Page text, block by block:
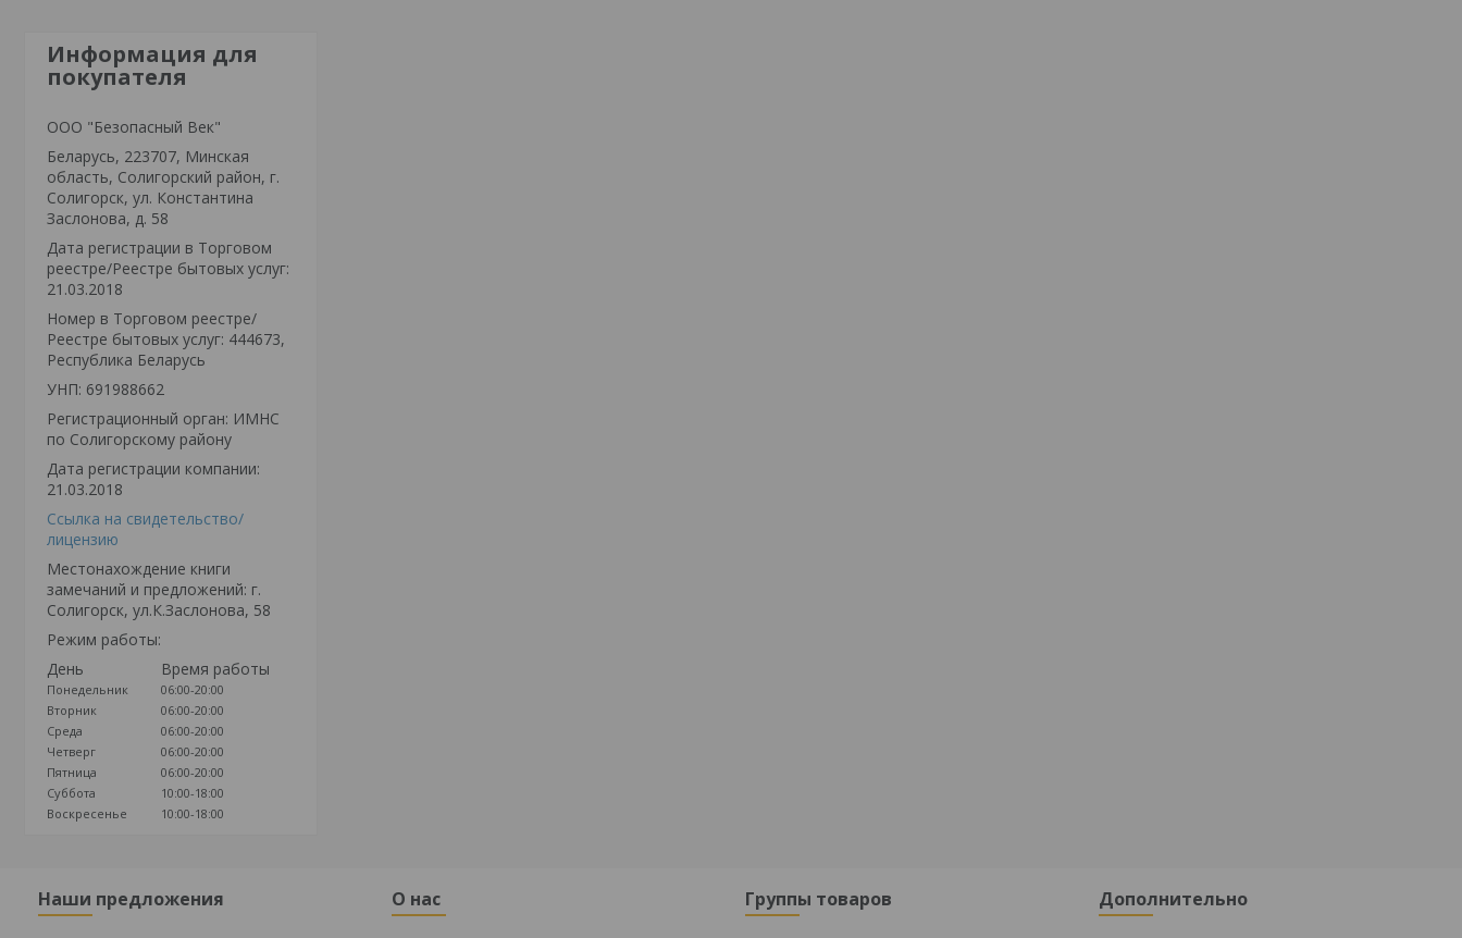
Информация для
покупателя
ООО "Безопасный Век"
Беларусь, 223707, Минская
область, Солигорский район, г.
Солигорск, ул. Константина
Заслонова, д. 58
Дата регистрации в Торговом
реестре/Реестре бытовых услуг:
21.03.2018
Номер в Торговом реестре/
Реестре бытовых услуг: 444673,
Республика Беларусь
УНП: 691988662
Регистрационный орган: ИМНС
по Солигорскому району
Дата регистрации компании:
21.03.2018
Ссылка на свидетельство/
лицензию
Местонахождение книги
замечаний и предложений: г.
Солигорск, ул.К.Заслонова, 58
Режим работы:
День
Время работы
Понедельник
06:00-20:00
Вторник
06:00-20:00
Среда
06:00-20:00
Четверг
06:00-20:00
Пятница
06:00-20:00
Суббота
10:00-18:00
Воскресенье
10:00-18:00
Наши предложения О нас Группы товаров Дополнительно